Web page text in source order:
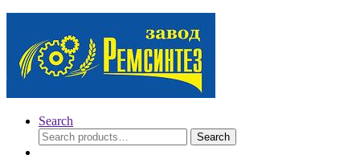
Search
Search
for:
Search